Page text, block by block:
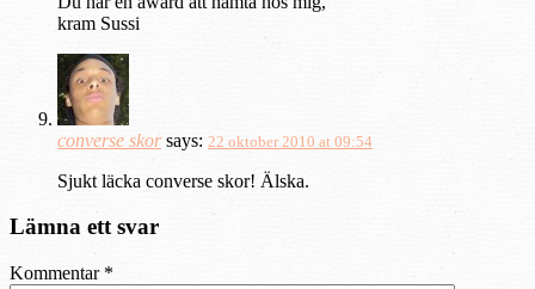
kram Sussi
converse skor says: 22 oktober 2010 at 09:54
Sjukt läcka converse skor! Älska.
Lämna ett svar
Kommentar *